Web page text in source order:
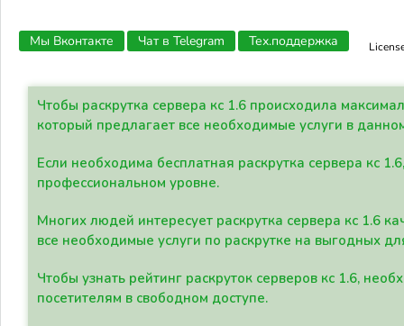
Мы Вконтакте Чат в Telegram Тех.поддержка
Чтобы раскрутка сервера кс 1.6 происходила
который предлагает все необходимые услуги в
Если необходима бесплатная раскрутка сервера кс
профессиональном уровне.
Многих людей интересует раскрутка сервера кс 1.6
все необходимые услуги по раскрутке на выгодных
Чтобы узнать рейтинг раскруток серверов кс 1.6,
посетителям в свободном доступе.